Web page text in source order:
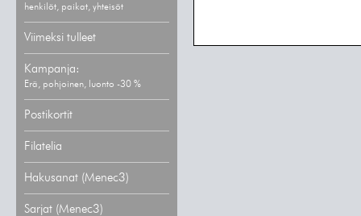
henkilöt, paikat, yhteisöt
Viimeksi tulleet
Kampanja:
Erä, pohjoinen, luonto -30 %
Postikortit
Filatelia
Hakusanat (Menec3)
Sarjat (Menec3)